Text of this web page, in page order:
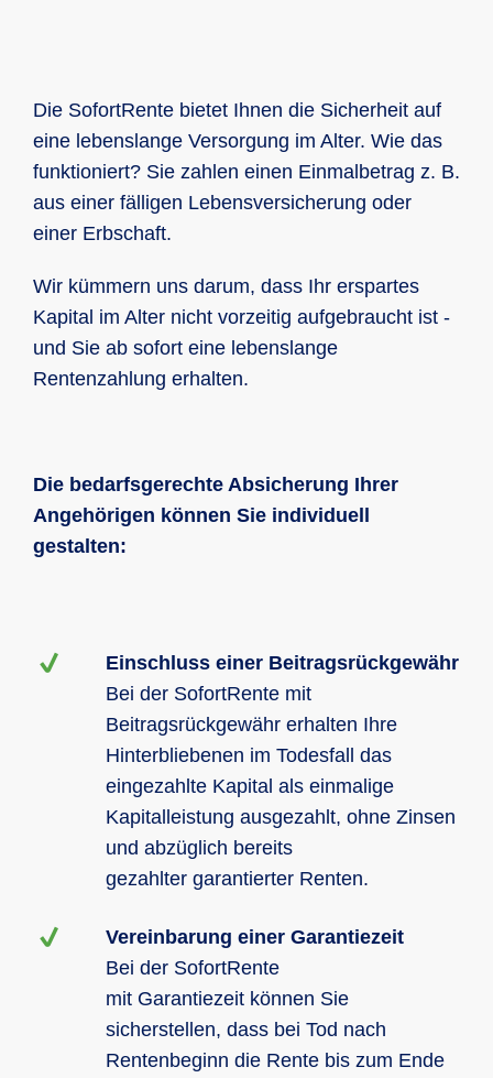
Die SofortRente bietet Ihnen die Sicherheit auf
eine lebenslange Versorgung im Alter. Wie das
funktioniert? Sie zahlen einen Einmalbetrag z. B.
aus einer fälligen Lebensversicherung oder
einer Erbschaft.
Wir kümmern uns darum, dass Ihr erspartes
Kapital im Alter nicht vorzeitig aufgebraucht ist -
und Sie ab sofort eine lebenslange
Rentenzahlung erhalten.
Die bedarfsgerechte Absicherung Ihrer
Angehörigen können Sie individuell
gestalten:
Einschluss einer Beitragsrückgewähr
Bei der SofortRente mit
Beitragsrückgewähr erhalten Ihre
Hinterbliebenen im Todesfall das
eingezahlte Kapital als einmalige
Kapitalleistung ausgezahlt, ohne Zinsen
und abzüglich bereits
gezahlter garantierter Renten.
Vereinbarung einer Garantiezeit
Bei der SofortRente
mit Garantiezeit können Sie
sicherstellen, dass bei Tod nach
Rentenbeginn die Rente bis zum Ende